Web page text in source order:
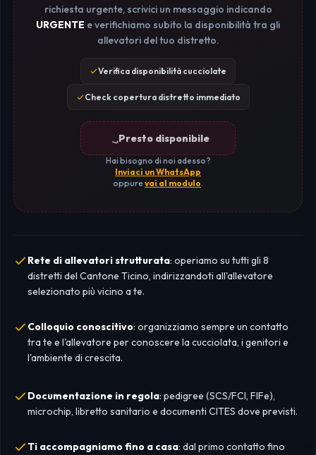
richiesta urgente, scrivici un messaggio indicando
URGENTE e verifichiamo subito la disponibilità tra gli
allevatori del tuo distretto.
Verifica disponibilità cucciolate
Check copertura distretto immediato
Presto disponibile
Hai bisogno di noi adesso?
Inviaci un WhatsApp
oppurevai al modulo.
Rete di allevatori strutturata: operiamo su tutti gli 8
distretti del Cantone Ticino, indirizzandoti all'allevatore
selezionato più vicino a te.
Colloquio conoscitivo: organizziamo sempre un contatto
tra te e l'allevatore per conoscere la cucciolata, i genitori e
l'ambiente di crescita.
Documentazione in regola: pedigree (SCS/FCI, FIFe),
microchip, libretto sanitario e documenti CITES dove previsti.
Ti accompagniamo fino a casa: dal primo contatto fino